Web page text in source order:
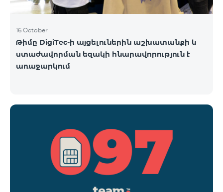
16 October
Թիմը DigiTec-ի այցելուներին աշխատանքի և
ստաժավորման եզակի հնարավորություն է
առաջարկում